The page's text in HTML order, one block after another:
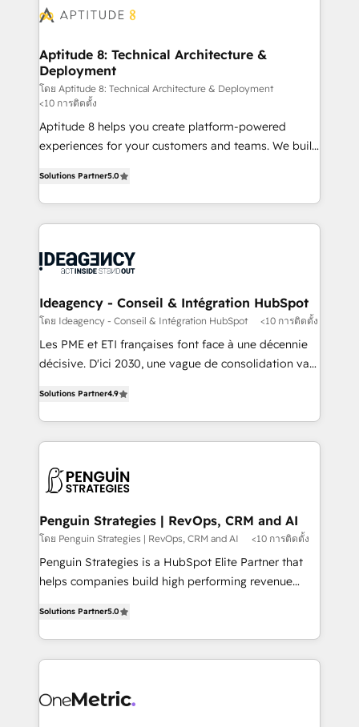
delà d’une simple transformation digitale et des
➤ L’intégration de CRM et de méthodologie RevOps
pour aligner les équipes marketing, commerciales et
support client (data migration, synchronisation API,
audit et maintenance) ➤ La création de sites internet
de conversion qui transforment les visiteurs en
opportunités d'affaires ➤ La mise en place de
emailing) Informations clés : - 10 ans d'expérience -
100+ intégrations CRM HubSpot réussies - 40
cumulées
Aptitude 8: Technical Architecture &
Deployment
โดย Aptitude 8: Technical Architecture & Deployment
<10 การติดตั้ง
Aptitude 8 helps you create platform-powered
experiences for your customers and teams. We build
across your entire tech stack. Aptitude 8 is trusted
by top brands such as Lenovo, Bluetooth,
International Sports Sciences Association, SXSW,
Randstad, Uber Freight, and HubSpot itself. We have
partner and expertise across operational strategy,
business-first process building, system integration,
custom development, and extensibility. When you
work with Aptitude 8, you get a team – not an
development, and project management. We have
100% US-based, FTE team members. We offer
migrations from other platforms, systems
integration, extensibility, custom development, and
Solutions Partner5.0
Ideagency - Conseil & Intégration HubSpot
โดย Ideagency - Conseil & Intégration HubSpot <10 การติดตั้ง
Les PME et ETI françaises font face à une décennie
décisive. D'ici 2030, une vague de consolidation va
entreprises qui auront réussi leur transformation. Le
problème ? 58% des dirigeants savent que l'IA est
vitale pour leur survie. Mais 57% n'ont aucune
données. C'est le paradoxe français : conscience
Augmentée. Ce n'est pas une entreprise qui utilise
l'IA. C'est une organisation qui a réussi la symbiose
entre l'expertise humaine et l'intelligence artificielle.
Pas pour remplacer l'humain, mais pour l'augmenter.
transformation. D'abord les fondations : des
données unifiées, des processus alignés. Ensuite
vraie performance vient de l'intérieur. Act Inside.
Stand Out.
Solutions Partner4.9
Penguin Strategies | RevOps, CRM and AI
โดย Penguin Strategies | RevOps, CRM and AI <10 การติดตั้ง
Penguin Strategies is a HubSpot Elite Partner that
helps companies build high performing revenue
system environments and global SaaS or
manufacturing teams. Trusted by leading enterprises
and fast growing scale ups including Sony, Rapyd,
Design Automation and Uptive. 📊 RevOps & data
Solutions Partner5.0